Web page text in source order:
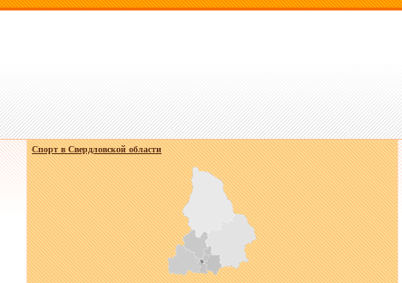
Спорт вСвердловской области